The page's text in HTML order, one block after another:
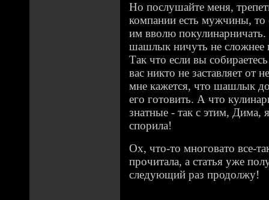
Но послушайте меня,
компании есть мужчины,
им вволю
шашлык ничуть не сложнее
Так что если вы
вас никто не заставляет от
мне кажется, что шашлык
его готовить. А что
знатные - так с этим, Дима,
спорила!
Ох, что-то многовато все-
прочитала, а статья уже
следующий раз продолжу!